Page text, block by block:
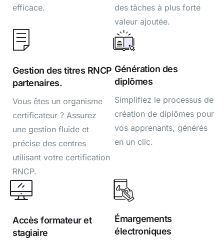
efficace.
des tâches à plus forte
valeur ajoutée.
Gestion des titres RNCP
partenaires.
Vous êtes un organisme
certificateur ? Assurez
une gestion fluide et
précise des centres
utilisant votre certification
RNCP.
Génération des
diplômes
Simplifiez le processus de
création de diplômes pour
vos apprenants, générés
en un clic.
Accès formateur et
stagiaire
Émargements
électroniques